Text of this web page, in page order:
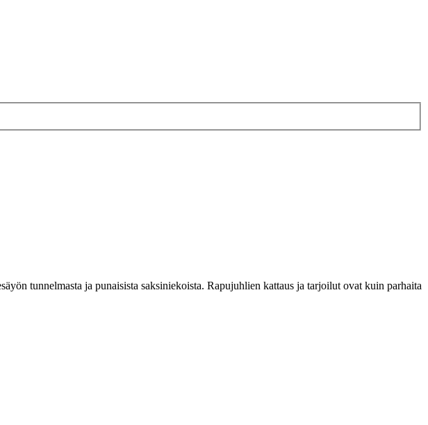
tunnelmasta ja punaisista saksiniekoista. Rapujuhlien kattaus ja tarjoilut ovat kuin parhaita